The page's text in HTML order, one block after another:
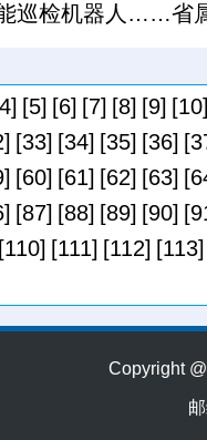
巡检机器人……省
[5] [6] [7] [8] [9]
[33] [34] [35] [36]
[60] [61] [62] [63]
[87] [88] [89] [90]
[110] [111] [112] [113]
Copyright